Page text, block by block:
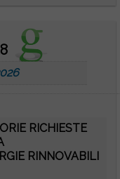
RICHIESTE
RINNOVABILI